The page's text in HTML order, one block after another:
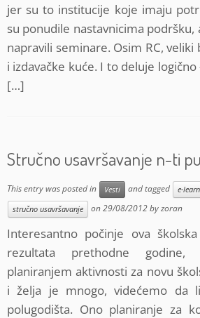
jer su to institucije koje imaju
su ponudile nastavnicima podršku,
napravili seminare. Osim RC,
i izdavačke kuće. I to deluje
[…]
Stručno usavršavanje n-ti
This entry was posted in Vesti and tagged e-
stručno usavršavanje
on29/08/2012byzoran
Interesantno počinje ova
rezultata prethodne
planiranjem aktivnosti za novu
i želja je mnogo, videćemo da
polugodišta. Ono planiranje za